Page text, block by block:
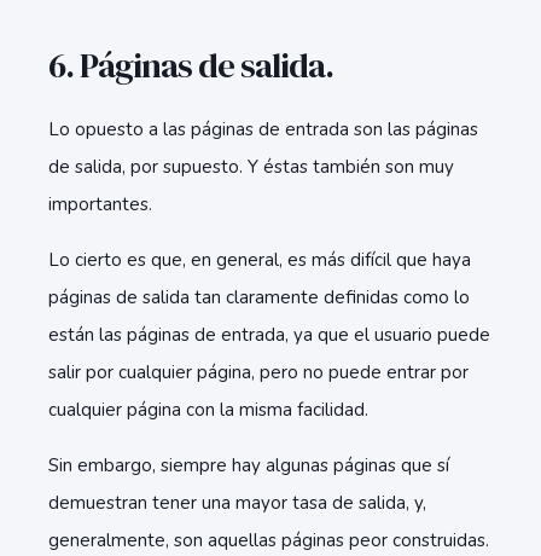
6. Páginas de salida.
Lo opuesto a las páginas de entrada son las páginas
de salida, por supuesto. Y éstas también son muy
importantes.
Lo cierto es que, en general, es más difícil que haya
páginas de salida tan claramente definidas como lo
están las páginas de entrada, ya que el usuario puede
salir por cualquier página, pero no puede entrar por
cualquier página con la misma facilidad.
Sin embargo, siempre hay algunas páginas que sí
demuestran tener una mayor tasa de salida, y,
generalmente, son aquellas páginas peor construidas.